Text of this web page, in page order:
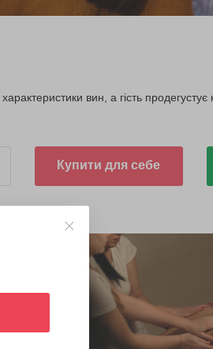
вин, а гість продегустує
Купити для себе